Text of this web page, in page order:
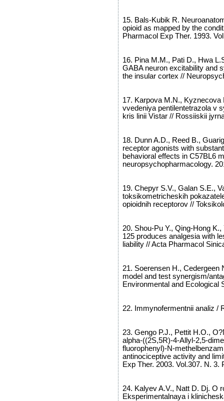
15. Bals-Kubik R.
opioid as mapped by the
Pharmacol Exp Ther. 1993.
16. Pina M.M., Pati D., Hwa
GABA neuron excitability and
the insular cortex //
17. Karpova M.N., Kyznecova
vvedeniya pentilentetrazola v
kris linii Vistar // Rossiiskii
18. Dunn A.D., Reed B.,
receptor agonists with
behavioral effects in C57BL6
neuropsychopharmacology.
19. Chepyr S.V., Galan S.E.,
toksikometricheskih
opioidnih receptorov //
20. Shou-Pu Y., Qing-Hong
125 produces analgesia with
liability // Acta Pharmacol
21. Soerensen H., Cedergeen
model and test synergism/
Environmental and Ecological
22. Immynofermentnii analiz /
23. Gengo P.J., Pettit H.O.,
alpha-((2S,5R)-4-Allyl-2,5-
fluorophenyl)-N-
antinociceptive activity and
Exp Ther. 2003. Vol.307. N. 3.
24. Kalyev A.V., Natt D. Dj. O
Eksperimentalnaya i